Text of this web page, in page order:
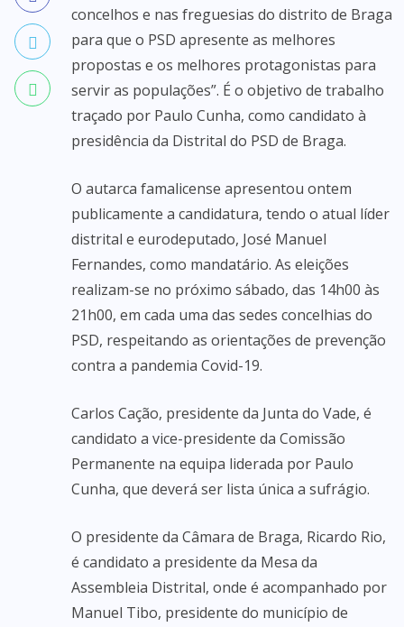
concelhos e nas freguesias do distrito de Braga
para que o PSD apresente as melhores
propostas e os melhores protagonistas para
servir as populações”. É o objetivo de trabalho
traçado por Paulo Cunha, como candidato à
presidência da Distrital do PSD de Braga.
O autarca famalicense apresentou ontem
publicamente a candidatura, tendo o atual líder
distrital e eurodeputado, José Manuel
Fernandes, como mandatário. As eleições
realizam-se no próximo sábado, das 14h00 às
21h00, em cada uma das sedes concelhias do
PSD, respeitando as orientações de prevenção
contra a pandemia Covid-19.
Carlos Cação, presidente da Junta do Vade, é
candidato a vice-presidente da Comissão
Permanente na equipa liderada por Paulo
Cunha, que deverá ser lista única a sufrágio.
O presidente da Câmara de Braga, Ricardo Rio,
é candidato a presidente da Mesa da
Assembleia Distrital, onde é acompanhado por
Manuel Tibo, presidente do município de